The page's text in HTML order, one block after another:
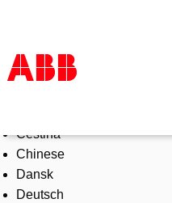
Products & Solutions
Industries
Services
About us
Čeština
Chinese
Dansk
Deutsch